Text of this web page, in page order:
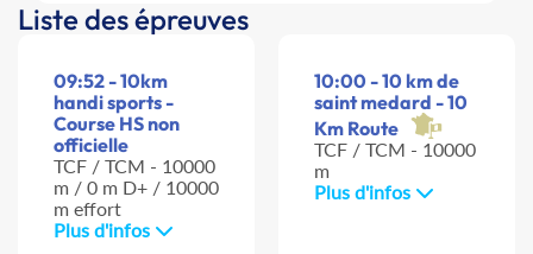
Liste des épreuves
09:52 - 10km
handi sports -
Course HS non
officielle
TCF / TCM - 10000
m / 0 m D+ / 10000
m effort
Plus d'infos
10:00 - 10 km de
saint medard - 10
Km Route
TCF / TCM - 10000
m
Plus d'infos